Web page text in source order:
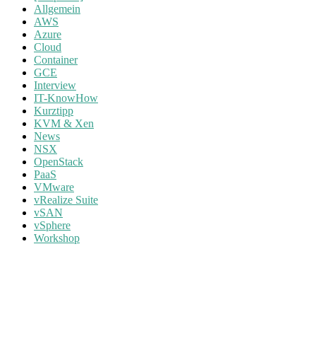
Allgemein
AWS
Azure
Cloud
Container
GCE
Interview
IT-KnowHow
Kurztipp
KVM & Xen
News
NSX
OpenStack
PaaS
VMware
vRealize Suite
vSAN
vSphere
Workshop